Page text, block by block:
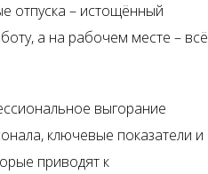
отпуска – истощённый
а на рабочем месте – всё
выгорание
ключевые показатели и
приводят к